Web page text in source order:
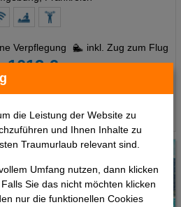
die Leistung der Website zu
und Ihnen Inhalte zu
Traumurlaub relevant sind.
Umfang nutzen, dann klicken
. Falls Sie das nicht möchten klicken
nur die funktionellen Cookies
Verpflegung
inkl. Zug zum Flug
1013 €
pro Person
Termine